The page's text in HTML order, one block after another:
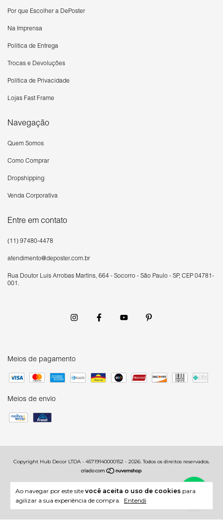
Ao navegar por este site você aceita o uso de cookies para
agilizar a sua experiência de compra. Entendi
Por que Escolher a DePoster
Na Imprensa
Política de Entrega
Trocas e Devoluções
Política de Privacidade
Lojas Fast Frame
Navegação
Quem Somos
Como Comprar
Dropshipping
Venda Corporativa
Entre em contato
(11) 97480-4478
atendimento@deposter.com.br
Rua Doutor Luís Arrobas Martins, 664 - Socorro - São Paulo - SP, CEP 04781-
001.
Meios de pagamento
Meios de envio
Copyright Hub Decor LTDA - 45719140000152 - 2026. Todos os direitos reservados.